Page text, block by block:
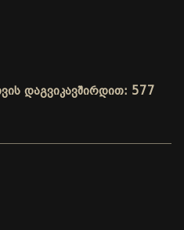
დაგვიკავშირდით: 577